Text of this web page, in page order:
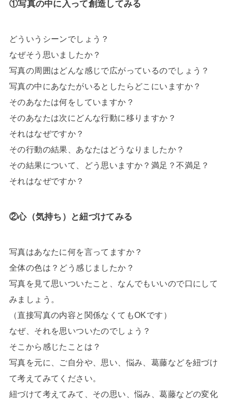
①写真の中に入って創造してみる
どういうシーンでしょう？
なぜそう思いましたか？
写真の周囲はどんな感じで広がっているのでしょう？
写真の中にあなたがいるとしたらどこにいますか？
そのあなたは何をしていますか？
そのあなたは次にどんな行動に移りますか？
それはなぜですか？
その行動の結果、あなたはどうなりましたか？
その結果について、どう思いますか？満足？不満足？
それはなぜですか？
②心（気持ち）と紐づけてみる
写真はあなたに何を言ってますか？
全体の色は？どう感じましたか？
写真を見て思いついたこと、なんでもいいので口にして
みましょう。
（直接写真の内容と関係なくてもOKです）
なぜ、それを思いついたのでしょう？
そこから感じたことは？
写真を元に、ご自分や、思い、悩み、葛藤などを紐づけ
て考えてみてください。
紐づけて考えてみて、その思い、悩み、葛藤などの変化